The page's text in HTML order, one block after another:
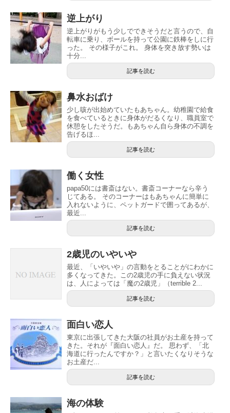
逆上がり
逆上がりがもう少しでできそうだと言うので、自
転車に乗り、ボールを持って公園に鉄棒をしに行
った。 その様子がこれ。 身体を突き放す勢いは
十分...
記事を読む
鼻水おばけ
少し咳が出始めていたもあちゃん。幼稚園で給食
を食べているときに身体がだるくなり、職員室で
休憩をしたそうだ。もあちゃん自ら身体の不調を
告げるほ...
記事を読む
働く女性
papa50には書斎はない。書斎コーナーなら辛う
じてある。 そのコーナーはもあちゃんに簡単に
入れないように、ペットガードで囲ってあるが、
最近...
記事を読む
2歳児のいやいや
最近、「いやいや」の言動をとることがにわかに
多くなってきた。この2歳児の手に負えない状況
は、人によっては「魔の2歳児」（terrible 2...
記事を読む
面白い恋人
東京に出張してきた大阪の社員がお土産を持って
きた。それが『面白い恋人』だ。 思わず、「北
海道に行ったんですか？」と言いたくなりそうな
お土産だ...
記事を読む
海の体験